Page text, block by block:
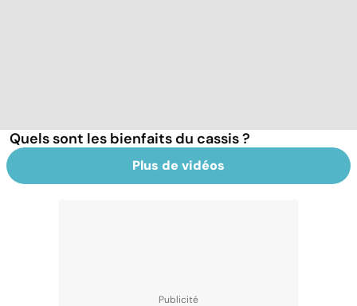
Quels sont les bienfaits du cassis ?
Plus de vidéos